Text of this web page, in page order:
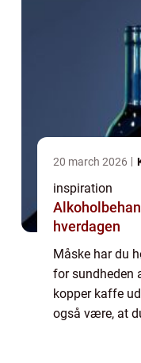
20 march 2026
inspiration
hverdagen
Måske har du
for sundheden
kopper kaffe
også være, at